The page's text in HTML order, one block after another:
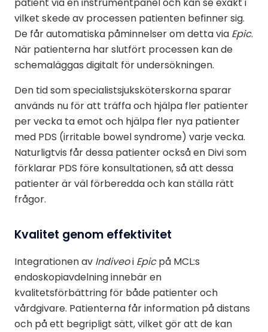
vilket skede av processen patienten befinner sig.
De får automatiska påminnelser om detta via Epic.
När patienterna har slutfört processen kan de
schemaläggas digitalt för undersökningen.
Den tid som specialistsjuksköterskorna sparar
används nu för att träffa och hjälpa fler patienter
per vecka ta emot och hjälpa fler nya patienter
med PDS (irritable bowel syndrome) varje vecka.
Naturligtvis får dessa patienter också en Divi som
förklarar PDS före konsultationen, så att dessa
patienter är väl förberedda och kan ställa rätt
frågor.
Kvalitet genom effektivitet
Integrationen av Indiveoi Epicpå MCL:s
endoskopiavdelning innebär en
kvalitetsförbättring för både patienter och
vårdgivare. Patienterna får information på distans
och på ett begripligt sätt, vilket gör att de kan